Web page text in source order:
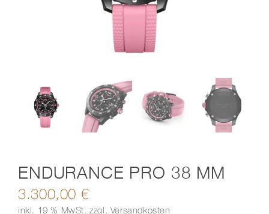
ENDURANCE PRO 38 MM
3.300,00 €
inkl. 19 % MwSt. zzgl. Versandkosten